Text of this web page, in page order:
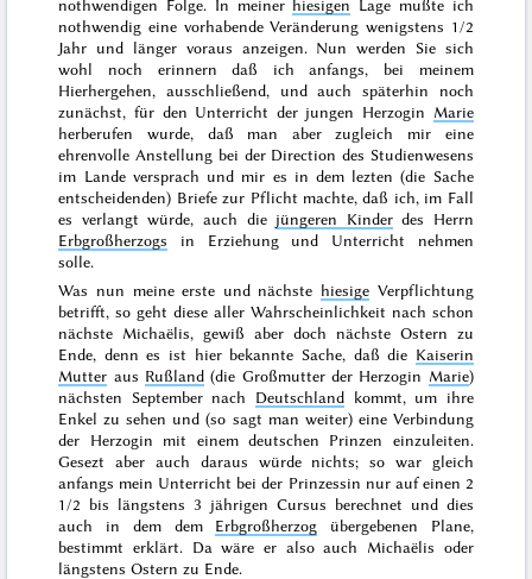
nothwendigen Folge. In meiner hiesigen Lage mußte ich
nothwendig eine vorhabende Veränderung wenigstens 1/2
Jahr und länger voraus anzeigen. Nun werden Sie sich
wohl noch erinnern daß ich anfangs, bei meinem
Hierhergehen, ausschließend, und auch späterhin noch
zunächst, für den Unterricht der jungen Herzogin Marie
herberufen wurde, daß man aber zugleich mir eine
ehrenvolle Anstellung bei der Direction des Studienwesens
im Lande versprach und mir es in dem lezten (die Sache
entscheidenden) Briefe zur Pflicht machte, daß ich, im Fall
es verlangt würde, auch die jüngeren Kinderdes Herrn
Erbgroßherzogs in Erziehung und Unterricht nehmen
solle.
Was nun meine erste und nächste hiesige Verpflichtung
betrifft, so geht diese aller Wahrscheinlichkeit nach schon
nächste Michaëlis, gewiß aber doch nächste Ostern zu
Ende, denn es ist hier bekannte Sache, daß die Kaiserin
Mutter aus Rußland(die Großmutter der Herzogin Marie)
nächsten Septembernach Deutschland kommt, um ihre
Enkel zu sehen und (so sagt man weiter) eine Verbindung
der Herzogin mit einem deutschen Prinzen einzuleiten.
Gesezt aber auch daraus würde nichts; so war gleich
anfangs mein Unterricht bei der Prinzessin nur auf einen 2
1/2 bis längstens 3 jährigen Cursus berechnet und dies
auch in dem dem Erbgroßherzog übergebenen Plane,
bestimmt erklärt. Da wäre er also auch Michaëlis oder
längstens Ostern zu Ende.